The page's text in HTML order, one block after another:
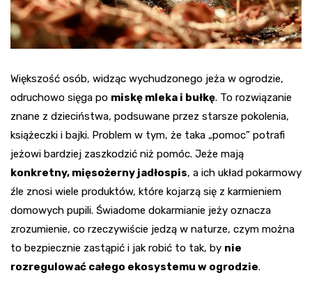
Większość osób, widząc wychudzonego jeża w ogrodzie,
odruchowo sięga po miskę mleka i bułkę. To rozwiązanie
znane z dzieciństwa, podsuwane przez starsze pokolenia,
książeczki i bajki. Problem w tym, że taka „pomoc” potrafi
jeżowi bardziej zaszkodzić niż pomóc. Jeże mają
konkretny, mięsożerny jadłospis, a ich układ pokarmowy
źle znosi wiele produktów, które kojarzą się z karmieniem
domowych pupili. Świadome dokarmianie jeży oznacza
zrozumienie, co rzeczywiście jedzą w naturze, czym można
to bezpiecznie zastąpić i jak robić to tak, by nie
rozregulować całego ekosystemu w ogrodzie.